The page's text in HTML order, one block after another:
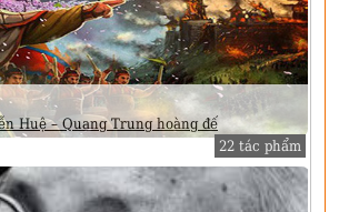
Huệ – Quang Trung hoàng đế
22 tác phẩm